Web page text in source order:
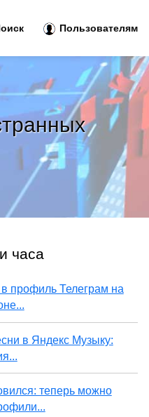
часа
профиль Телеграм на
в Яндекс Музыку:
теперь можно
Пользователям